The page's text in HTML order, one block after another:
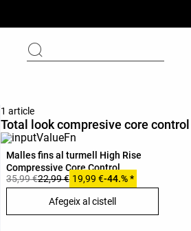
1 article
Total look compresive core
Malles fins al turmell High Rise
Compressive Core Control
35,99 €22,99 € 19,99 €-44.% *
Afegeix al cistell